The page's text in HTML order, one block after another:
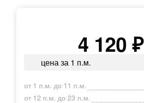
4 120 ₽
цена за 1 п.м.
от 1 п.м. до 11 п.м.
от 12 п.м. до 23 п.м.